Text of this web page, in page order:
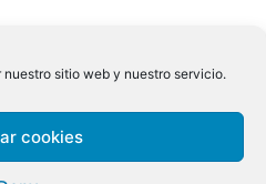
sitio web y nuestro servicio.
cookies
Entrada siguiente→